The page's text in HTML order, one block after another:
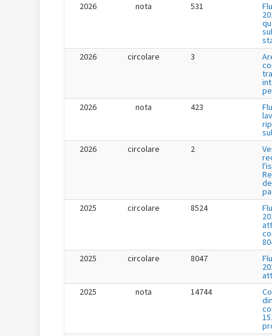
2026
nota 531
2026
circolare 3
2026
nota 423
2026
circolare 2
2025
circolare 8524
2025
circolare 8047
2025
nota 14744